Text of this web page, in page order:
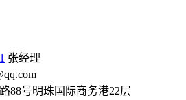
张经理
88号明珠国际商务港22层